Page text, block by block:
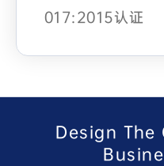
017:2015认证
Design